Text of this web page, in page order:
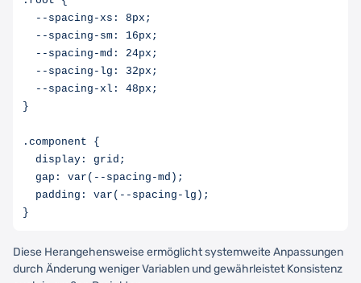
  --spacing-xs: 8px;
  --spacing-sm: 16px;
  --spacing-md: 24px;
  --spacing-lg: 32px;
  --spacing-xl: 48px;
}
.component {
  display: grid;
  gap: var(--spacing-md);
  padding: var(--spacing-lg);
Diese Herangehensweise ermöglicht systemweite Anpassungen
durch Änderung weniger Variablen und gewährleistet Konsistenz